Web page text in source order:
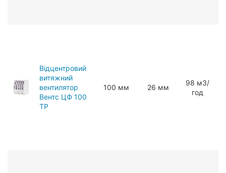
Відцентровий
витяжний
вентилятор
Вентс ЦФ 100
ТР
100 мм 26 мм
98 мЗ/
год